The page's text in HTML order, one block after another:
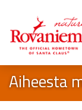
Aiheesta